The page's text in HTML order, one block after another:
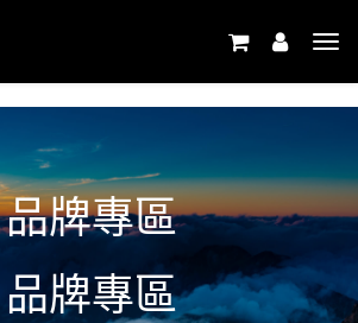
品牌專區
品牌專區